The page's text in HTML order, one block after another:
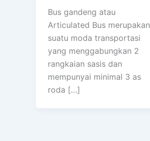
Bus gandeng atau
Articulated Bus merupakan
suatu moda transportasi
yang menggabungkan 2
rangkaian sasis dan
mempunyai minimal 3 as
roda […]